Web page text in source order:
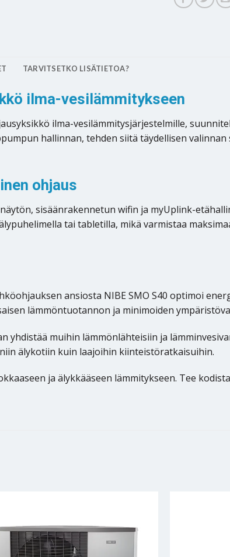
TARVITSETKO LISÄTIETOA?
ilma-vesilämmitykseen
ilma-vesilämmitysjärjestelmille,
hallinnan, tehden siitä täydellisen
ohjaus
sisäänrakennetun wifin ja myUplink-
tai tabletilla, mikä varmistaa
ansiosta NIBE SMO S40 optimoi
lämmöntuotannon ja minimoiden
yhdistää muihin lämmönlähteisiin ja
älykotiin kuin laajoihin kiinteistöratkaisuihin.
ja älykkääseen lämmitykseen. Tee